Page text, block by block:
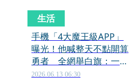
生活
手機「4大魔王級APP」
曝光！他喊整天不點開算
勇者 全網舉白旗：一天
不上脆會崩毀
2026.06.13 06:30